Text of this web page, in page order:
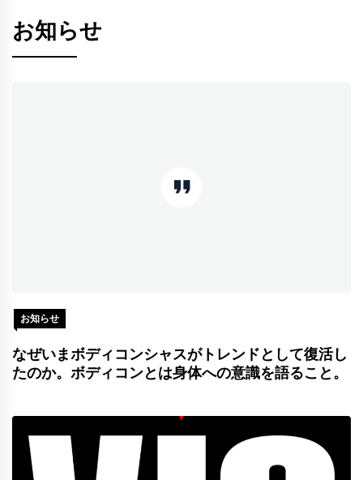
お知らせ
お知らせ
なぜいまボディコンシャスがトレンドとして復活し
たのか。ボディコンとは身体への意識を語ること。